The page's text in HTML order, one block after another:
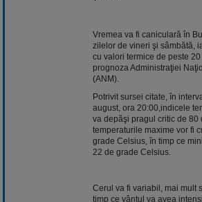
Vremea va fi caniculară în
zilelor de vineri şi sâmbătă,
cu valori termice de peste
prognoza Administraţiei
(ANM).
Potrivit sursei citate, în
august, ora 20:00,indicele
va depăşi pragul critic de 80
temperaturile maxime vor fi
grade Celsius, în timp ce
22 de grade Celsius.
Cerul va fi variabil, mai mult
timp ce vântul va avea